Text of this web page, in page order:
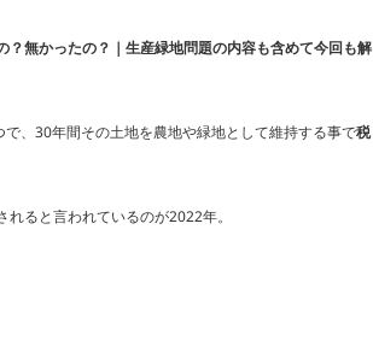
無かったの？｜生産緑地問題の内容も含めて今回も解
、30年間その土地を農地や緑地として維持する事で税
ると言われているのが2022年。